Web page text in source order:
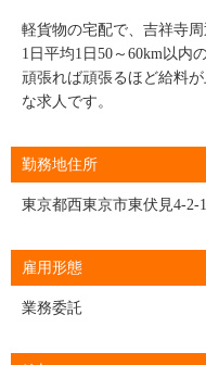
軽貨物の宅配で、吉祥寺
1日平均1日50～60km以内
頑張れば頑張るほど給料
な求人です。
勤務地住所
東京都西東京市東伏見4-2-
雇用形態
業務委託